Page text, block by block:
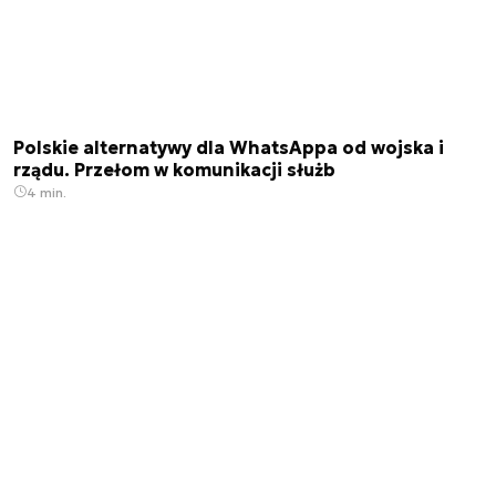
Polskie alternatywy dla WhatsAppa od wojska i
rządu. Przełom w komunikacji służb
4 min.